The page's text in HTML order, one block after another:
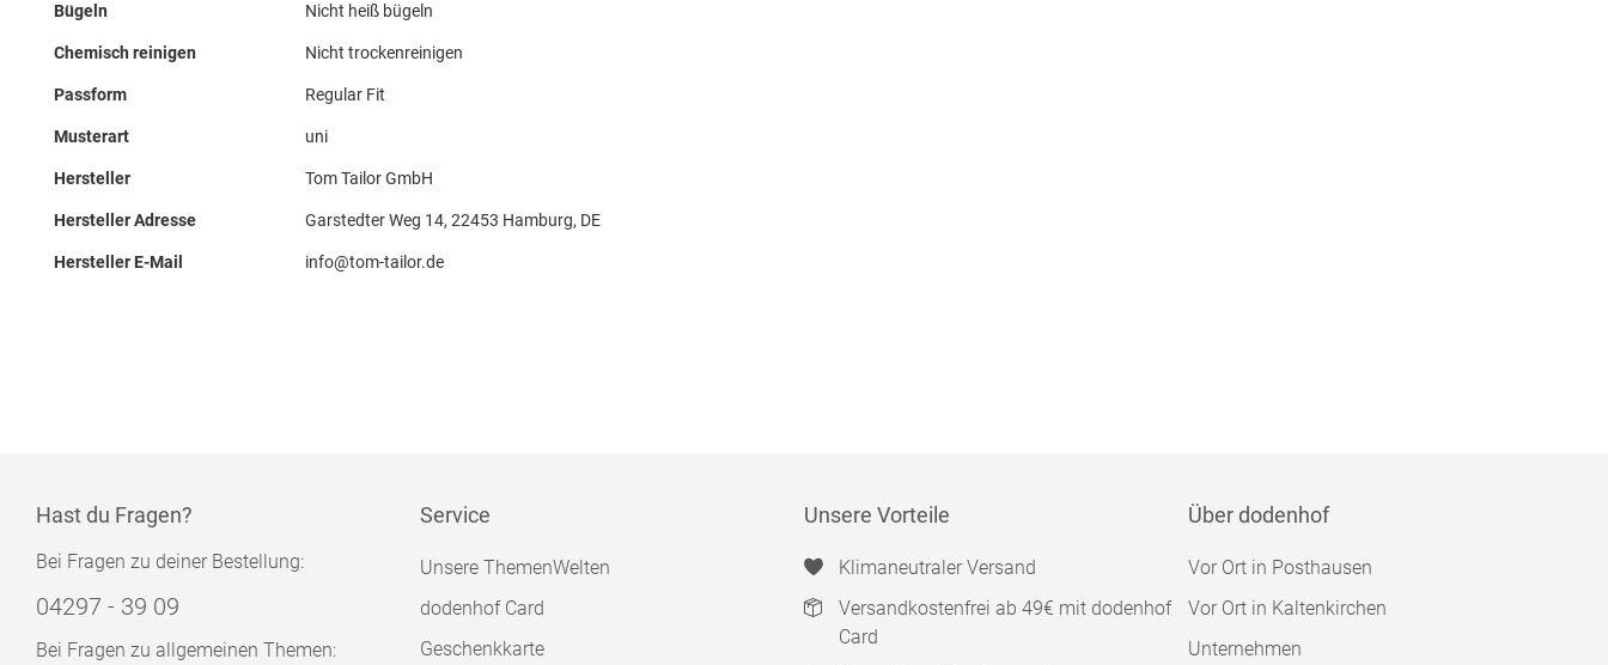
Bügeln Nicht heiß bügeln
Chemisch reinigen Nicht trockenreinigen
Passform Regular Fit
Musterart uni
Hersteller Tom Tailor GmbH
Hersteller Adresse Garstedter Weg 14, 22453 Hamburg, DE
Hersteller E-Mail info@tom-tailor.de
Hast du Fragen?
Bei Fragen zu deiner Bestellung:
04297 - 39 09
Bei Fragen zu allgemeinen Themen:
Service
Unsere ThemenWelten
dodenhof Card
Geschenkkarte
Unsere Vorteile
Klimaneutraler Versand
Versandkostenfrei ab 49€ mit dodenhof
Card
Über dodenhof
Vor Ort in Posthausen
Vor Ort in Kaltenkirchen
Unternehmen